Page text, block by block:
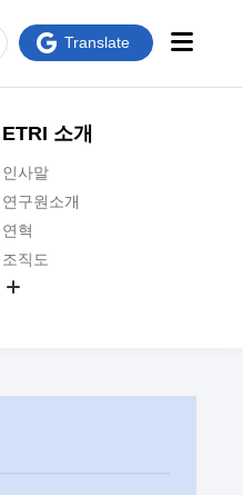
ETRI 소개
인사말
연구원소개
연혁
조직도
ETRI CI
Translate